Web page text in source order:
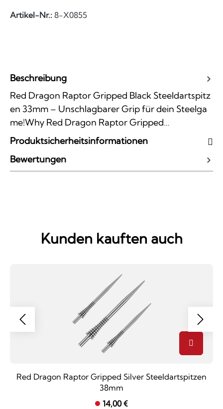
Artikel-Nr.: 8-X0855
Beschreibung
Red Dragon Raptor Gripped Black Steeldartspitz
en 33mm – Unschlagbarer Grip für dein Steelga
me!Why Red Dragon Raptor Gripped…
Produktsicherheitsinformationen
Bewertungen
Kunden kauften auch
Red Dragon Raptor Gripped Silver Steeldartspitzen
38mm
14,00 €